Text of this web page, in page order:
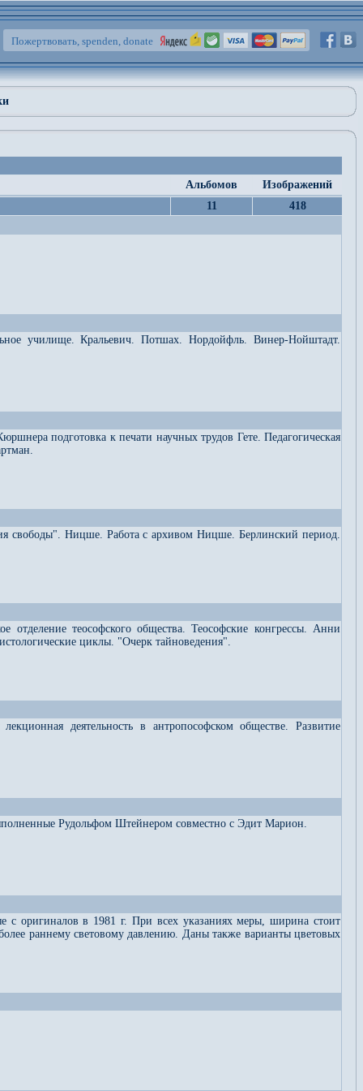
Пожертвовать, spenden, donate
Альбомов
Изображений
11
418
училище. Кральевич. Потшах. Нордойфль. Винер-Нойштадт.
подготовка к печати научных трудов Гете. Педагогическая
свободы". Ницше. Работа с архивом Ницше. Берлинский период.
теософского общества. Теософские конгрессы. Анни
циклы. "Очерк тайноведения".
деятельность в антропософском обществе. Развитие
Рудольфом Штейнером совместно с Эдит Марион.
с оригиналов в 1981 г. При всех указаниях меры, ширина стоит
раннему световому давлению. Даны также варианты цветовых